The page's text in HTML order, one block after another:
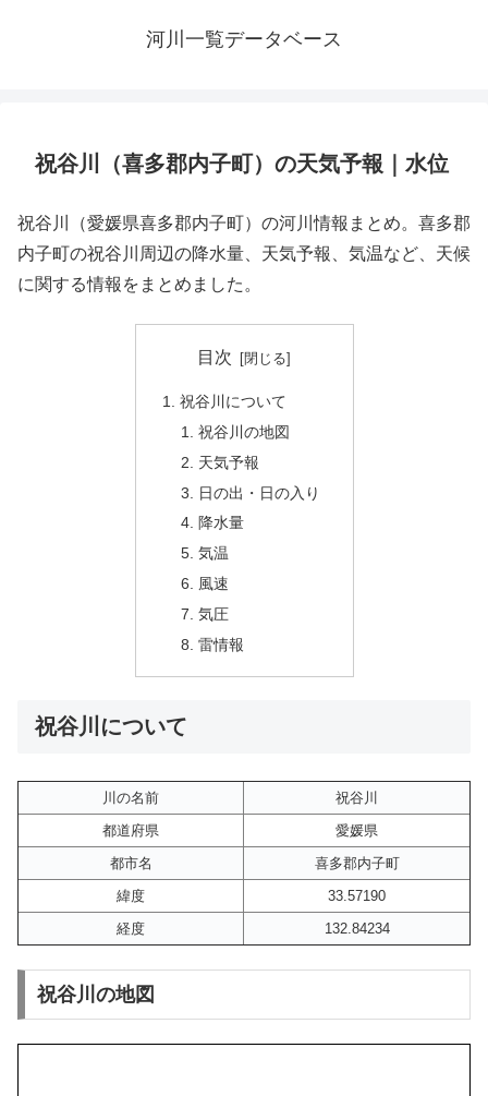
河川一覧データベース
祝谷川（喜多郡内子町）の天気予報｜水位
祝谷川（愛媛県喜多郡内子町）の河川情報まとめ。喜多郡
内子町の祝谷川周辺の降水量、天気予報、気温など、天候
に関する情報をまとめました。
目次
祝谷川について
祝谷川の地図
天気予報
日の出・日の入り
降水量
気温
風速
気圧
雷情報
祝谷川について
川の名前
祝谷川
都道府県
愛媛県
都市名
喜多郡内子町
緯度
33.57190
経度
132.84234
祝谷川の地図